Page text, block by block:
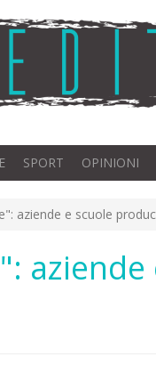
SPORT OPINIONI
aziende e scuole